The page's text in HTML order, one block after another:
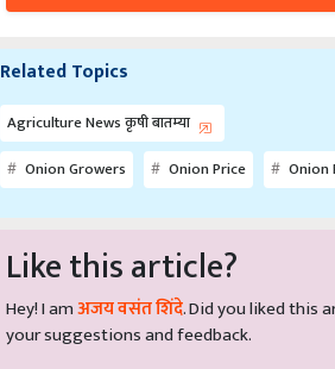
Related Topics
Agriculture News कृषी बातम्या
Onion Growers
Onion Price Onion
Like this article?
Hey! I am अजय वसंत शिंदे . Did you liked
your suggestions and feedback.